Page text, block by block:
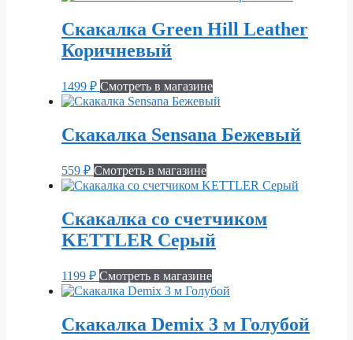
Скакалка Green Hill Leather
Коричневый
1499 ₽ Смотреть в магазине
Скакалка Sensana Бежевый
559 ₽ Смотреть в магазине
Скакалка со счетчиком
KETTLER Серый
1199 ₽ Смотреть в магазине
Скакалка Demix 3 м Голубой